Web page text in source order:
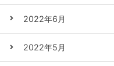
2022年6月
2022年5月